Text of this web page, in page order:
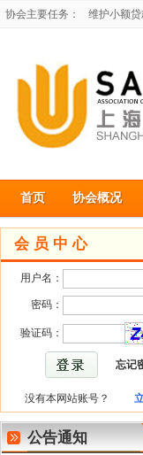
协会主要任务：
维护小额贷
维护小额
开展与外
首页 协会概况
会 员 中 心
用户名：
密码：
验证码：
忘记
没有本网站账号？
公告通知